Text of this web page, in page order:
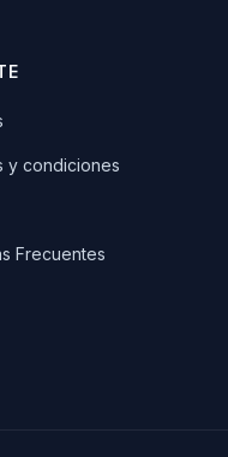
y condiciones
Frecuentes